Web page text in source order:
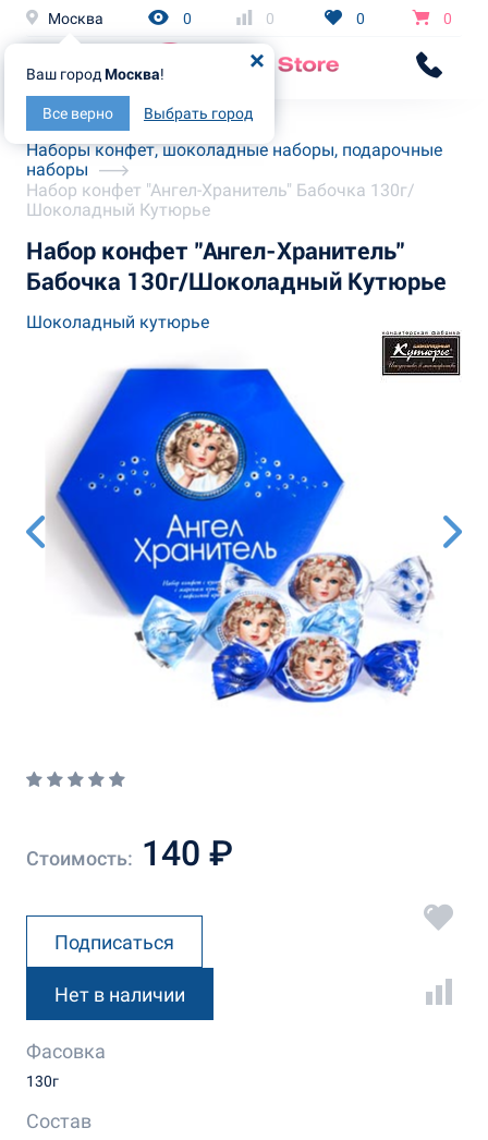
Москва
Ваш город Москва!
Все верно Выбрать город
0 0 0 0
Главная
Каталог
Наборы конфет, шоколадные наборы, подарочные
наборы
Набор конфет "Ангел-Хранитель" Бабочка 130г/
Шоколадный Кутюрье
Набор конфет "Ангел-Хранитель"
Бабочка 130г/Шоколадный Кутюрье
Шоколадный кутюрье
Стоимость: 140 ₽
Подписаться
Нет в наличии
Фасовка
130г
Состав